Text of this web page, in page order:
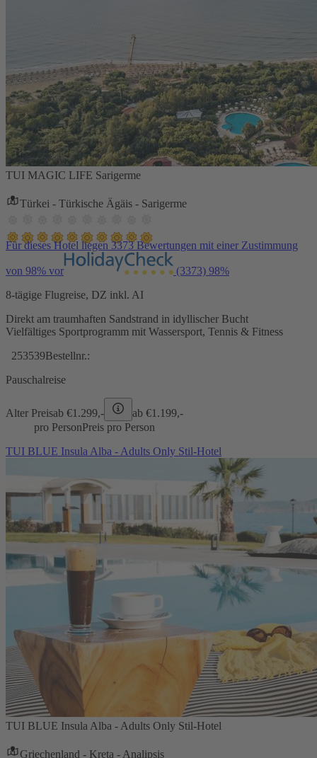
TUI MAGIC LIFE Sarigerme
Türkei - Türkische Ägäis - Sarigerme
Für dieses Hotel liegen 3373 Bewertungen mit einer Zustimmung
von 98% vor (3373) 98%
8-tägige Flugreise, DZ inkl. AI
Direkt am traumhaften Sandstrand in idyllischer Bucht
Vielfältiges Sportprogramm mit Wassersport, Tennis & Fitness
253539Bestellnr.:
Pauschalreise
Alter Preisab €1.299,- ab €1.199,-
pro PersonPreis pro Person
TUI BLUE Insula Alba - Adults Only Stil-Hotel
TUI BLUE Insula Alba - Adults Only Stil-Hotel
Griechenland - Kreta - Analipsis